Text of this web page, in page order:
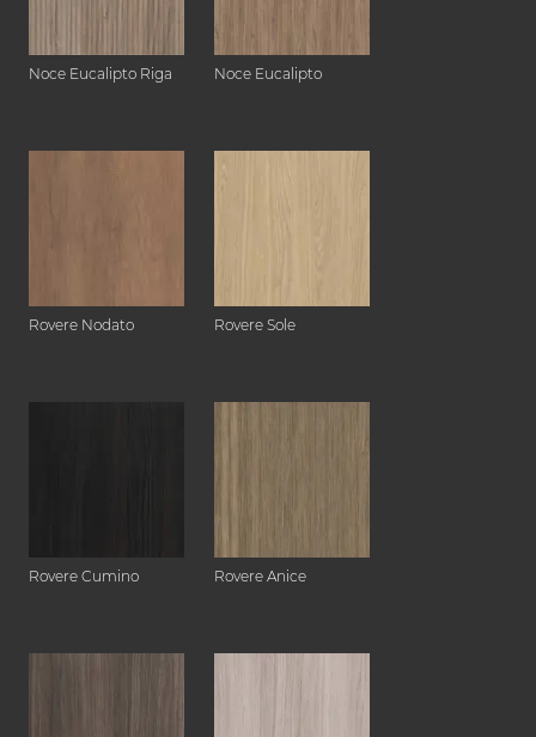
Noce Eucalipto Riga Noce Eucalipto
Rovere Nodato Rovere Sole
Rovere Cumino Rovere Anice